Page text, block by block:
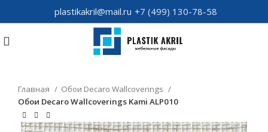
plastikakril@mail.ru +7 (499) 130-78-58
Главная
Обои Decaro Wallcoverings
Обои Decaro Wallcoverings Kami ALP010